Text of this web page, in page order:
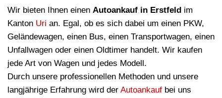
Wir bieten Ihnen einen Autoankauf in Erstfeld im
Kanton Uri an. Egal, ob es sich dabei um einen PKW,
Geländewagen, einen Bus, einen Transportwagen, einen
Unfallwagen oder einen Oldtimer handelt. Wir kaufen
jede Art von Wagen und jedes Modell.
Durch unsere professionellen Methoden und unsere
langjährige Erfahrung wird der Autoankauf bei uns